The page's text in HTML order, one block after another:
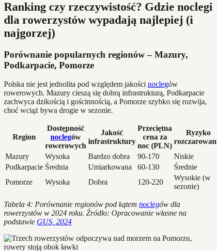
Ranking czy rzeczywistość? Gdzie noclegi
dla rowerzystów wypadają najlepiej (i
najgorzej)
Porównanie popularnych regionów – Mazury,
Podkarpacie, Pomorze
Polska nie jest jednolita pod względem jakości noclegów
rowerowych. Mazury cieszą się dobrą infrastrukturą, Podkarpacie
zachwyca dzikością i gościnnością, a Pomorze szybko się rozwija,
choć wciąż bywa drogie w sezonie.
Region
Dostępność
noclegów
rowerowych
Jakość
infrastruktury
Przeciętna
cena za
noc (PLN)
Ryzyko
Mazury
Wysoka Bardzo dobra 90-170
Niskie
Podkarpacie Średnia Umiarkowana 60-130
Średnie
Pomorze
Wysoka Dobra 120-220
Wysokie (w
sezonie)
Tabela 4: Porównanie regionów pod kątem noclegów dla
rowerzystów w 2024 roku. Źródło: Opracowanie własne na
podstawie GUS, 2024